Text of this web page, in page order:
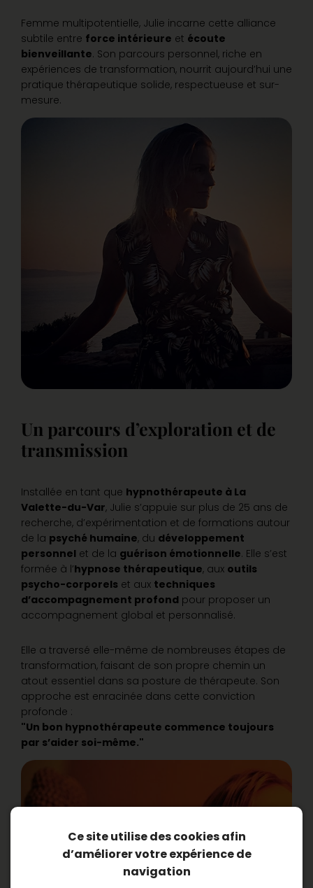
Femme multipotentielle, Julie incarne cette alliance
subtile entre force intérieure et écoute
bienveillante. Son parcours personnel, riche en
expériences de transformation, nourrit aujourd’hui une
pratique thérapeutique solide, respectueuse et sur-
mesure.
Un parcours d’exploration et de
transmission
Installée en tant que hypnothérapeute à La
Valette-du-Var, Julie s’appuie sur plus de 25 ans de
recherche, d’expérimentation et de formations autour
de la psyché humaine, du développement
personnel et de la guérison émotionnelle. Elle s’est
formée à l’hypnose thérapeutique, aux outils
psycho-corporels et aux techniques
d’accompagnement profond pour proposer un
accompagnement global et personnalisé.
Elle a traversé elle-même de nombreuses étapes de
transformation, faisant de son propre chemin un
atout essentiel dans sa posture de thérapeute. Son
approche est enracinée dans cette conviction
profonde :
"Un bon hypnothérapeute commence toujours
par s’aider soi-même."
Ce site utilise des cookies afin
d’améliorer votre expérience de
navigation